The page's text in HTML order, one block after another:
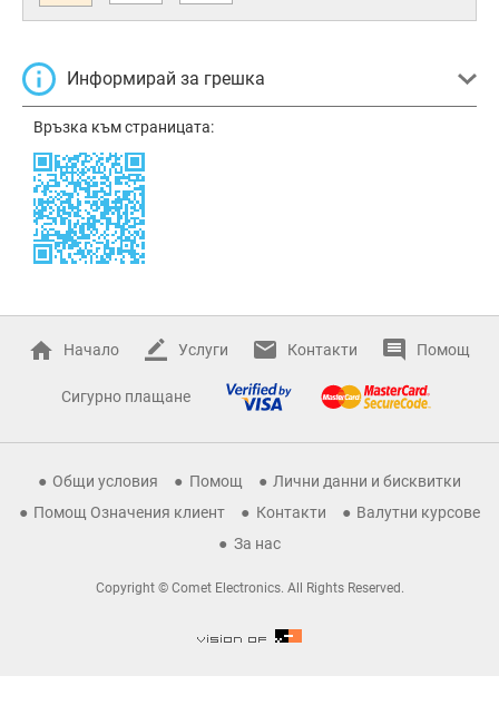
Информирай за грешка
Връзка към страницата:
Начало Услуги Контакти Помощ
Сигурно плащане
Общи условия Помощ
Лични данни и бисквитки
Помощ Означения клиент
Контакти
Валутни курсове
За нас
Copyright © Comet Electronics. All Rights Reserved.